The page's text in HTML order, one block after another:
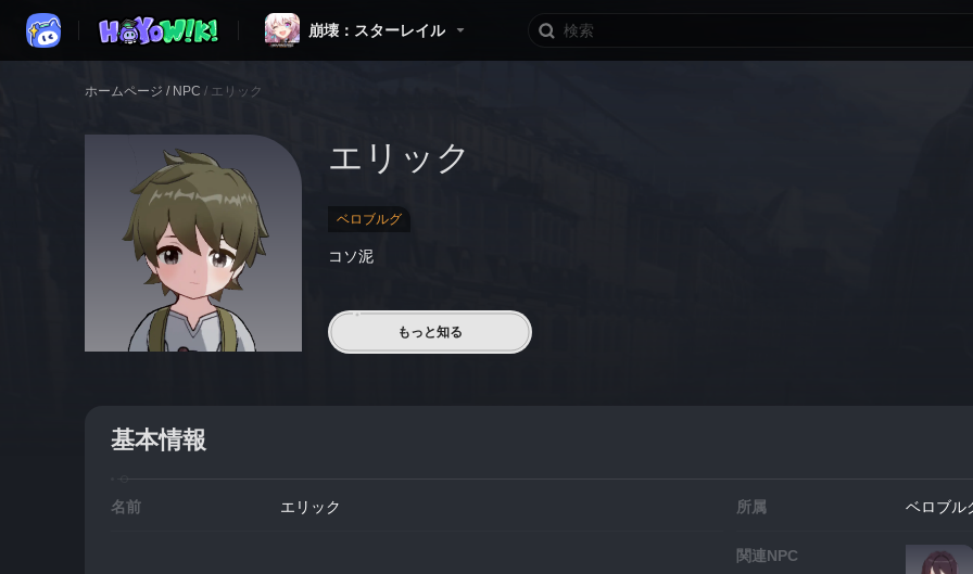
崩壊：スターレイル
ホームページ / NPC / エリック
エリック
ベロブルグ
コソ泥
もっと知る
基本情報
名前 エリック 所属 ベロブル
関連NPC